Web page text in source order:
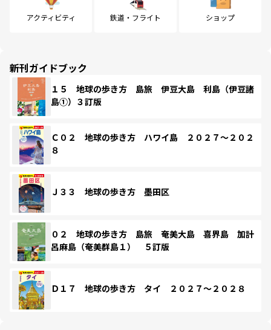
アクティビティ 鉄道・フライト ショップ
新刊ガイドブック
１５ 地球の歩き方 島旅 伊豆大島 利島（伊豆諸
島①）３訂版
Ｃ０２ 地球の歩き方 ハワイ島 ２０２７～２０２
８
Ｊ３３ 地球の歩き方 墨田区
０２ 地球の歩き方 島旅 奄美大島 喜界島 加計
呂麻島（奄美群島１） ５訂版
Ｄ１７ 地球の歩き方 タイ ２０２７～２０２８